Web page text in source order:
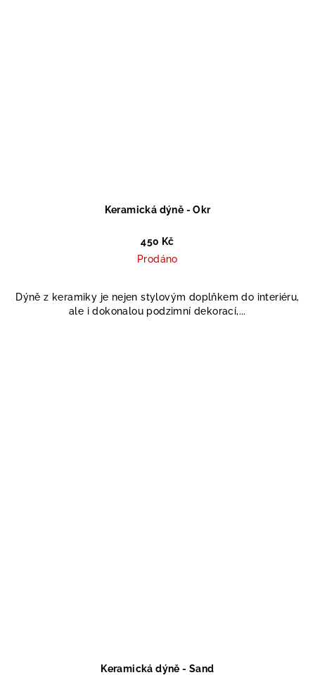
Keramická dýně - Okr
450 Kč
Prodáno
Dýně z keramiky je nejen stylovým doplňkem do interiéru,
ale i dokonalou podzimní dekorací,...
Keramická dýně - Sand